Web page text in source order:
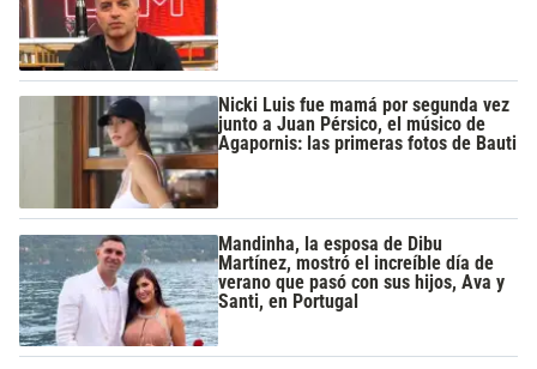
Nicki Luis fue mamá por segunda vez
junto a Juan Pérsico, el músico de
Agapornis: las primeras fotos de Bauti
Mandinha, la esposa de Dibu
Martínez, mostró el increíble día de
verano que pasó con sus hijos, Ava y
Santi, en Portugal